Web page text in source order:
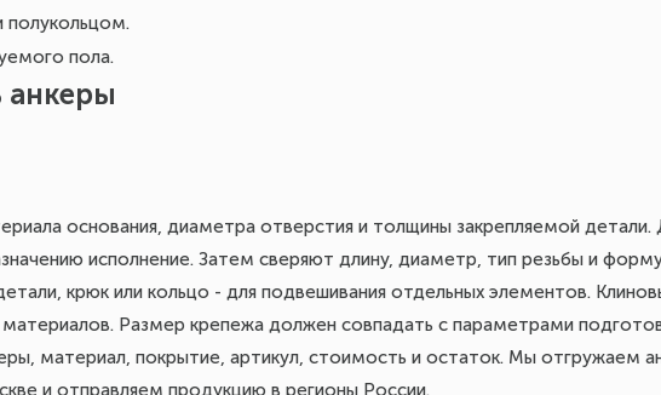
полукольцом.
пола.
анкеры
основания, диаметра отверстия и толщины закрепляемой детали.
исполнение. Затем сверяют длину, диаметр, тип резьбы и форму
крюк или кольцо - для подвешивания отдельных элементов.
Размер крепежа должен совпадать с параметрами
материал, покрытие, артикул, стоимость и остаток. Мы отгружаем
и отправляем продукцию в регионы России.